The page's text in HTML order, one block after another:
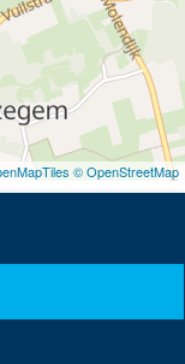
©OpenStreetMap